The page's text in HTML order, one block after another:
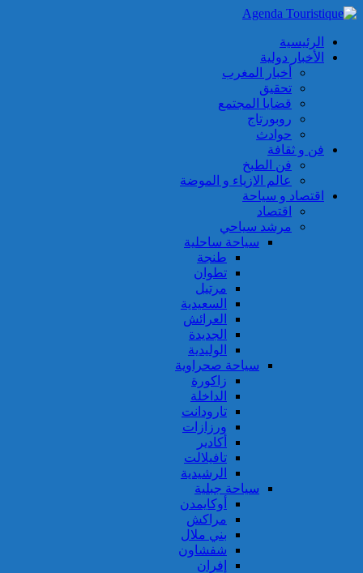
الرئيسية
الأخبار دولية
أخبار المغرب
تحقيق
قضايا المجتمع
روبورتاج
حوادث
فن و ثقافة
فن الطبخ
عالم الازياء و الموضة
اقتصاد و سياحة
اقتصاد
مرشد سياحي
سياحة ساحلية
طنجة
تطوان
مرتيل
السعيدية
العرائش
الجديدة
الوليدية
سياحة صحراوية
زاكورة
الداخلة
تارودانت
ورزازات
أكادير
تافيلالت
الرشيدية
سياحة جبلية
أوكايمدن
مراكش
بني ملال
شفشاون
إفران